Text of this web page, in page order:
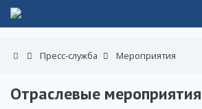
Пресс-служба Мероприятия
Отраслевые мероприятия